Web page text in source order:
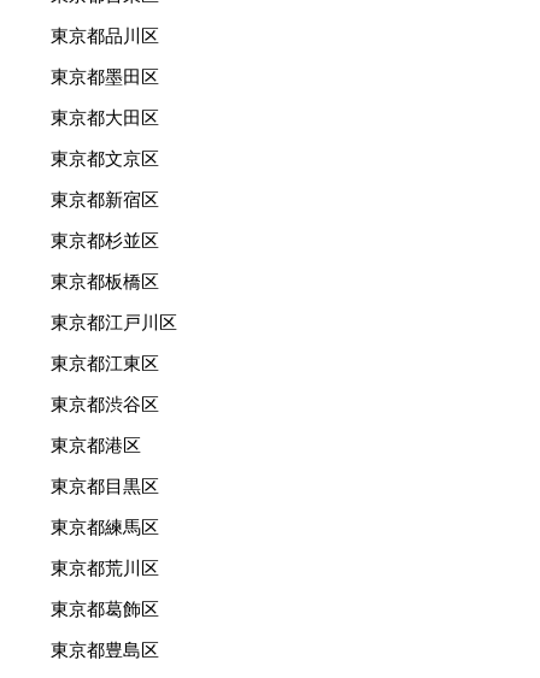
東京都品川区
東京都墨田区
東京都大田区
東京都文京区
東京都新宿区
東京都杉並区
東京都板橋区
東京都江戸川区
東京都江東区
東京都渋谷区
東京都港区
東京都目黒区
東京都練馬区
東京都荒川区
東京都葛飾区
東京都豊島区